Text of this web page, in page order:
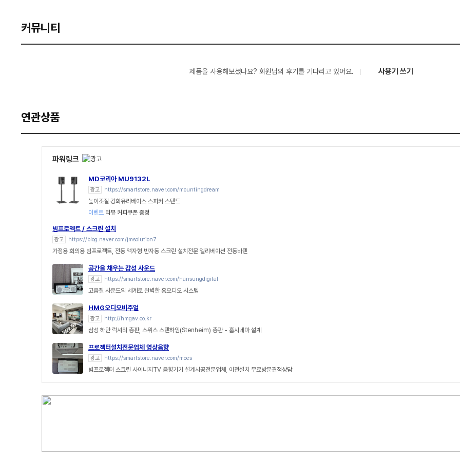
커뮤니티
제품을 사용해보셨나요? 회원님의 후기를 기다리고 있어요. 사용기 쓰기
연관상품
파워링크
MD코리아 MU9132L
광고 https://smartstore.naver.com/mountingdream
높이조절 강화유리베이스 스피커 스탠드
이벤트 리뷰 커피쿠폰 증정
빔프로젝트 / 스크린 설치
광고 https://blog.naver.com/jmsolution7
가정용 회의용 빔프로젝트, 전동 액자형 반자동 스크린 설치전문 엘리베이션 전동바텐
공간을 채우는 감성 사운드
광고 https://smartstore.naver.com/hansungdigital
고음질 사운드의 세계로 완벽한 홈오디오 시스템
HMG오디오비주얼
광고 http://hmgav.co.kr
삼성 하만 럭셔리 총판, 스위스 스텐하임(Stenheim) 총판 - 홈시네마 설계
프로젝터설치전문업체 영상음향
광고 https://smartstore.naver.com/moes
빔프로젝터 스크린 사이니지TV 음향기기 설계시공전문업체, 이전설치 무료방문견적상담